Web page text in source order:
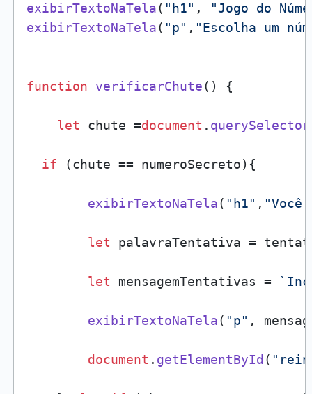
exibirTextoNaTela( "h1" ,
"Jogo do
exibirTextoNaTela( "p" , "Escolha um
function verificarChute( ) {
let chute =document . querySelector
if (chute == numeroSecreto){
exibirTextoNaTela( "h1" ,
let palavraTentativa =
let mensagemTentativas =
exibirTextoNaTela( "p" ,
document . getElementById (